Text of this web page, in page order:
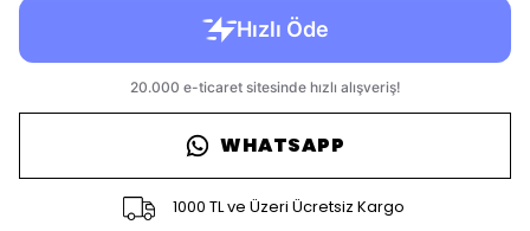
WHATSAPP
1000 TL ve Üzeri Ücretsiz Kargo